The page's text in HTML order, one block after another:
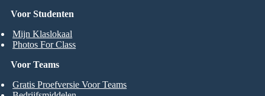
Voor Studenten
Mijn Klaslokaal
Photos For Class
Voor Teams
Gratis Proefversie Voor Teams